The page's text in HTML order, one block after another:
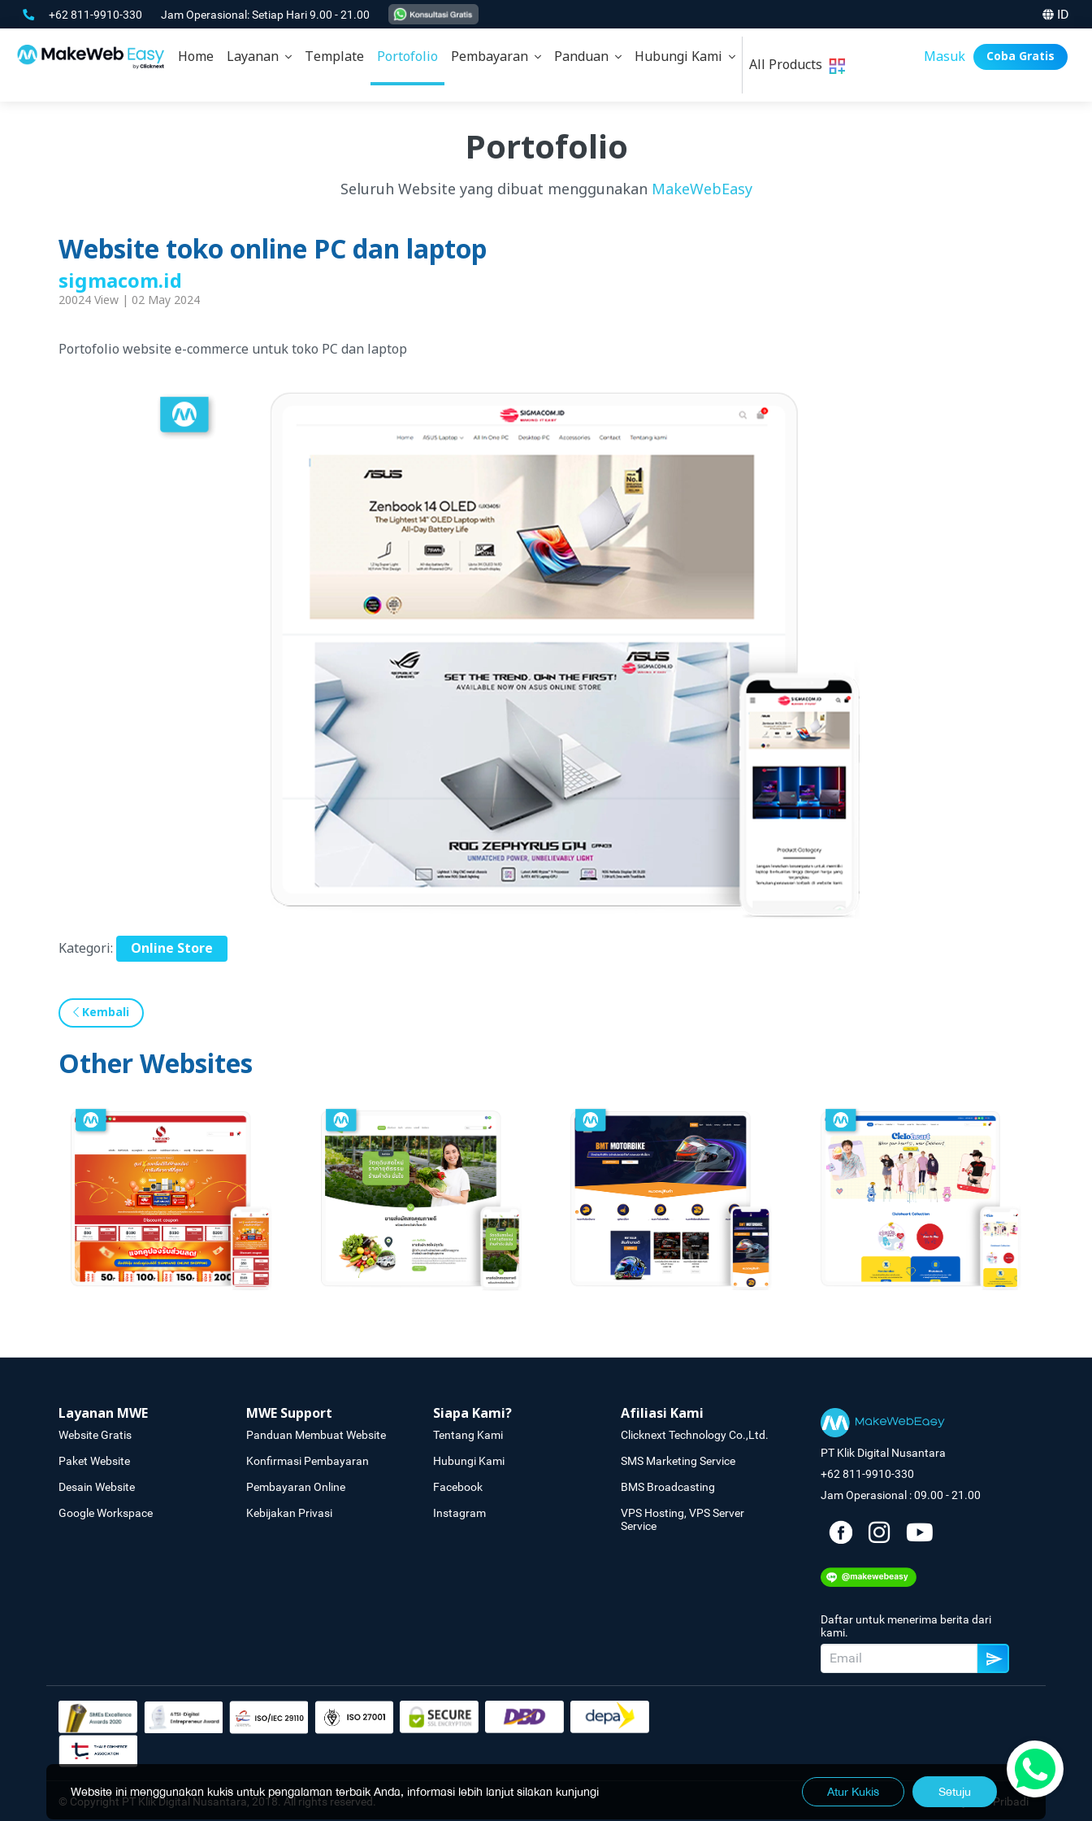
+62 811-9910-330 Jam Operasional: Setiap Hari 9.00 - 21.00 ID
Home Layanan Template Portofolio Pembayaran Panduan Hubungi Kami All Products Masuk Coba Gratis
Portofolio
Seluruh Website yang dibuat menggunakan MakeWebEasy
Website toko online PC dan laptop
sigmacom.id
20024 View | 02 May 2024
Portofolio website e-commerce untuk toko PC dan laptop
Kategori: Online Store
Kembali
Other Websites
Layanan MWE
Website Gratis
Paket Website
Desain Website
Google Workspace
MWE Support
Panduan Membuat Website
Konfirmasi Pembayaran
Pembayaran Online
Kebijakan Privasi
Siapa Kami?
Tentang Kami
Hubungi Kami
Facebook
Instagram
Afiliasi Kami
Clicknext Technology Co.,Ltd.
SMS Marketing Service
BMS Broadcasting
VPS Hosting, VPS Server
Service
PT Klik Digital Nusantara
+62 811-9910-330
Jam Operasional : 09.00 - 21.00
Daftar untuk menerima berita dari
kami.
© Copyright PT Klik Digital Nusantara, 2018. All rights reserved. Kebijakan Pribadi
Website ini menggunakan kukis untuk pengalaman terbaik Anda, informasi lebih lanjut silakan kunjungi Atur Kukis Setuju